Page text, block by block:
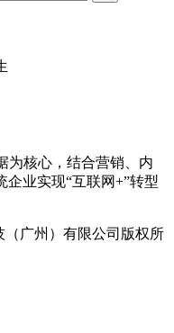
为核心，结合营销、内
业实现“互联网+”转型
（广州）有限公司版权所